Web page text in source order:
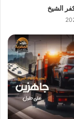
اتم الاستعداد
او الليل لمساعدتك
علي ما يلي:
الشيخ